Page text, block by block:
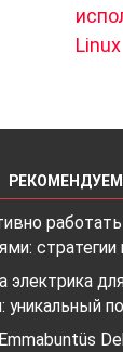
Linux
РЕКОМЕНДУЕМ
стратегии
электрика
уникальный